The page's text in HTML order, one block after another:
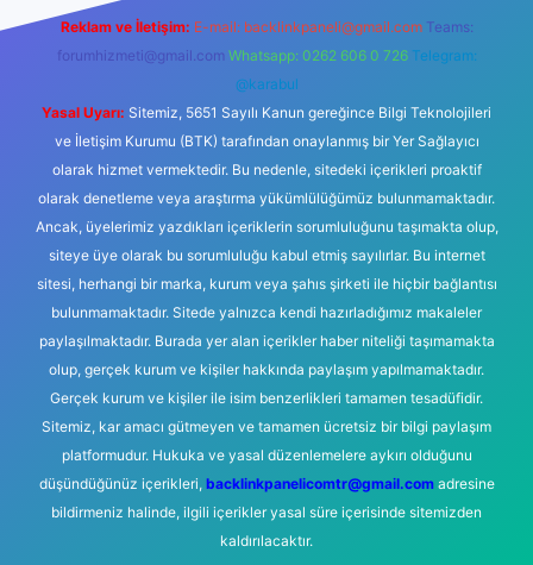
Reklam ve İletişim: E-mail: backlinkpaneli@gmail.com Teams:
forumhizmeti@gmail.com Whatsapp: 0262 606 0 726 Telegram:
@karabul
Yasal Uyarı: Sitemiz, 5651 Sayılı Kanun gereğince Bilgi Teknolojileri
ve İletişim Kurumu (BTK) tarafından onaylanmış bir Yer Sağlayıcı
olarak hizmet vermektedir. Bu nedenle, sitedeki içerikleri proaktif
olarak denetleme veya araştırma yükümlülüğümüz bulunmamaktadır.
Ancak, üyelerimiz yazdıkları içeriklerin sorumluluğunu taşımakta olup,
siteye üye olarak bu sorumluluğu kabul etmiş sayılırlar. Bu internet
sitesi, herhangi bir marka, kurum veya şahıs şirketi ile hiçbir bağlantısı
bulunmamaktadır. Sitede yalnızca kendi hazırladığımız makaleler
paylaşılmaktadır. Burada yer alan içerikler haber niteliği taşımamakta
olup, gerçek kurum ve kişiler hakkında paylaşım yapılmamaktadır.
Gerçek kurum ve kişiler ile isim benzerlikleri tamamen tesadüfidir.
Sitemiz, kar amacı gütmeyen ve tamamen ücretsiz bir bilgi paylaşım
platformudur. Hukuka ve yasal düzenlemelere aykırı olduğunu
düşündüğünüz içerikleri, backlinkpanelicomtr@gmail.comadresine
bildirmeniz halinde, ilgili içerikler yasal süre içerisinde sitemizden
kaldırılacaktır.